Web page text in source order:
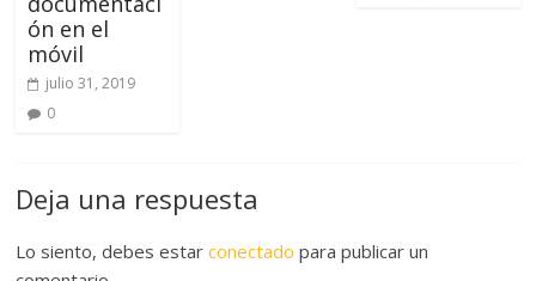
ón en el
móvil
julio 31, 2019
0
Deja una respuesta
Lo siento, debes estarconectado para publicar un